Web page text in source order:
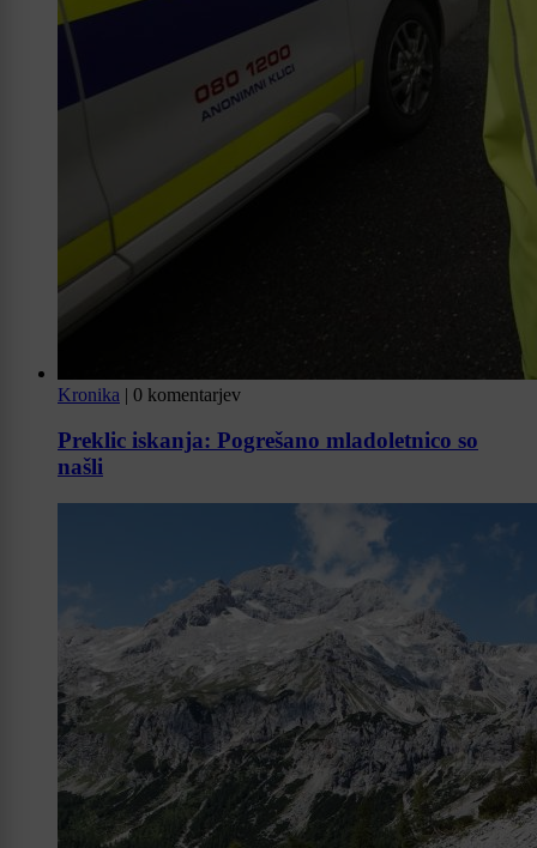
Kronika | 0 komentarjev
Preklic iskanja: Pogrešano mladoletnico so
našli